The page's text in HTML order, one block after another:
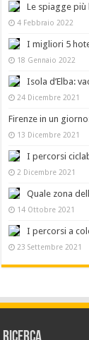
Le spiagge più
4 Febbraio 2022
I migliori 5
18 Gennaio 2022
Isola d’Elba:
24 Dicembre 2021
Firenze in un
13 Dicembre 2021
I percorsi
2 Dicembre 2021
Quale zona
14 Ottobre 2021
I percorsi a
23 Settembre 2021